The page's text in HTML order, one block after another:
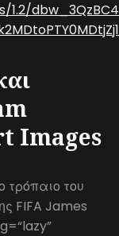
Images
του
FIFA James